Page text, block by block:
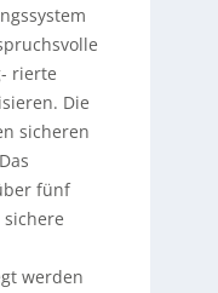
rierte
Die
sicheren
fünf
werden